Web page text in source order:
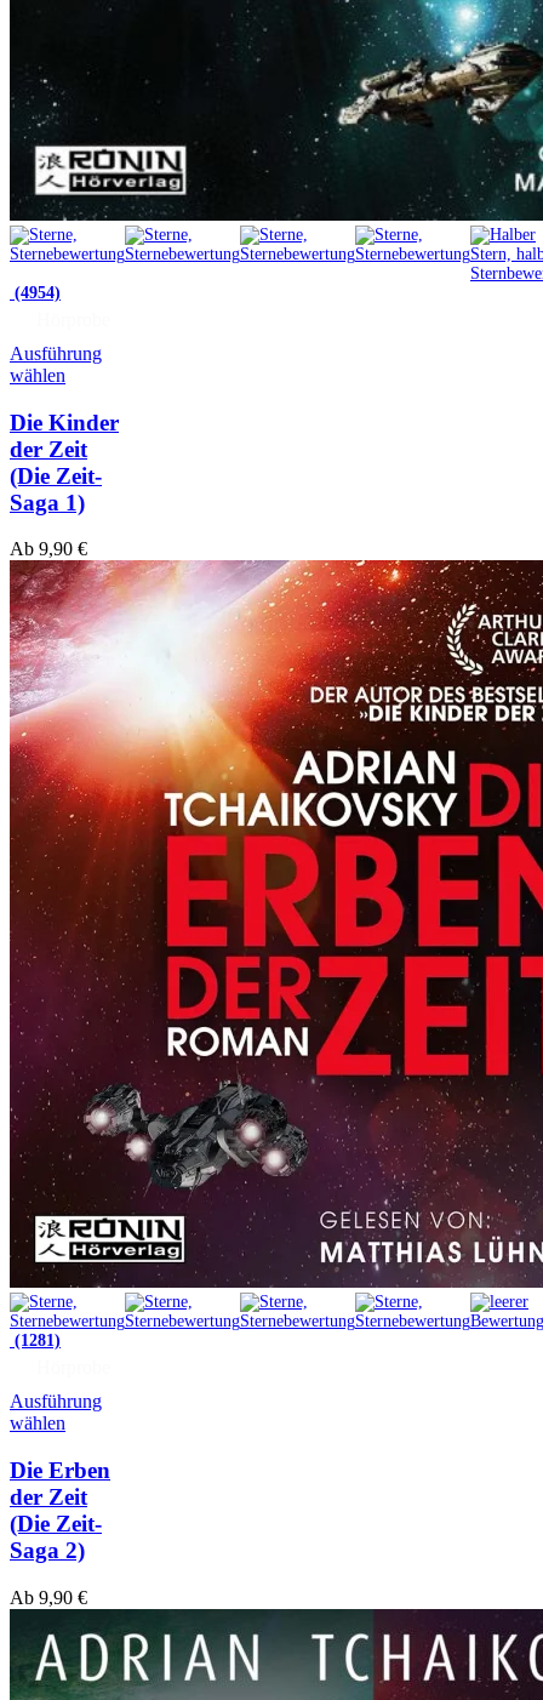
(4954)
Ausführung
wählen
Die Kinder
der Zeit
(Die Zeit-
Saga 1)
Ab 9,90 €
(1281)
Ausführung
wählen
Die Erben
der Zeit
(Die Zeit-
Saga 2)
Ab 9,90 €